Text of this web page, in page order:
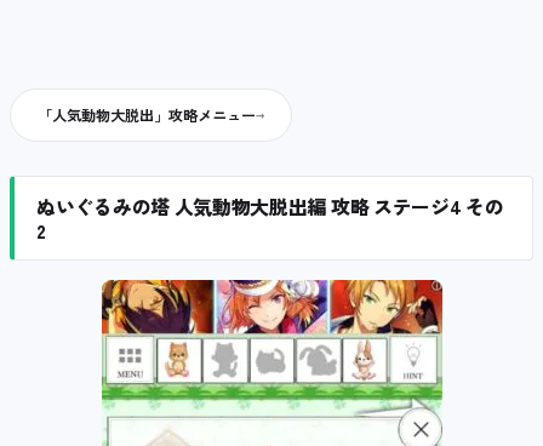
「人気動物大脱出」攻略メニュー
ぬいぐるみの塔 人気動物大脱出編 攻略 ステージ4 その
2